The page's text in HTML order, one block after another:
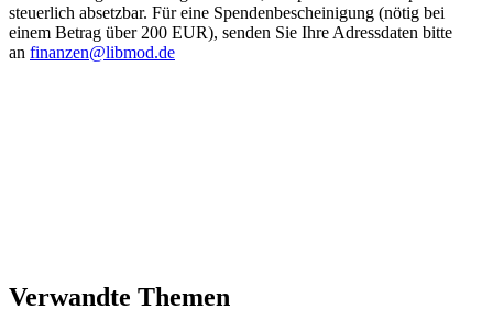
steuerlich absetzbar. Für eine Spenden­be­schei­nigung (nötig bei
einem Betrag über 200 EUR), senden Sie Ihre Adress­daten bitte
an finanzen@libmod.de
Verwandte Themen